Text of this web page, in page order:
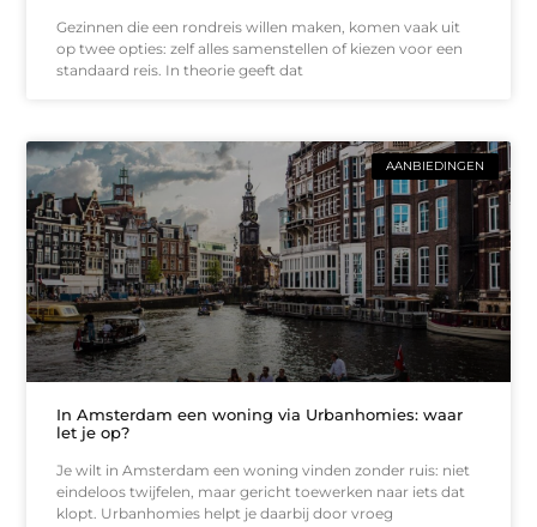
Gezinnen die een rondreis willen maken, komen vaak uit
op twee opties: zelf alles samenstellen of kiezen voor een
standaard reis. In theorie geeft dat
AANBIEDINGEN
In Amsterdam een woning via Urbanhomies: waar
let je op?
Je wilt in Amsterdam een woning vinden zonder ruis: niet
eindeloos twijfelen, maar gericht toewerken naar iets dat
klopt. Urbanhomies helpt je daarbij door vroeg